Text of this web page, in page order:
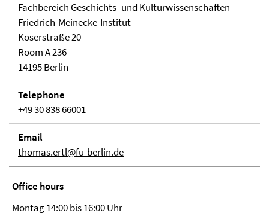
Fachbereich Geschichts- und Kulturwissenschaften
Friedrich-Meinecke-Institut
Koserstraße 20
Room A 236
14195 Berlin
Telephone
+49 30 838 66001
Email
thomas.ertl@fu-berlin.de
Office hours
Montag 14:00 bis 16:00 Uhr